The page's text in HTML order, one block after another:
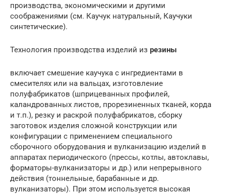
производства, экономическими и другими
соображениями (см. Каучук натуральный, Каучуки
синтетические).
Технология производства изделий из резины
включает смешение каучука с ингредиентами в
смесителях или на вальцах, изготовление
полуфабрикатов (шприцеванных профилей,
каландрованных листов, прорезиненных тканей, корда
и т.п.), резку и раскрой полуфабрикатов, сборку
заготовок изделия сложной конструкции или
конфигурации с применением специального
сборочного оборудования и вулканизацию изделий в
аппаратах периодического (прессы, котлы, автоклавы,
форматоры-вулканизаторы и др.) или непрерывного
действия (тоннельные, барабанные и др.
вулканизаторы). При этом используется высокая